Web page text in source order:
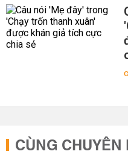
CÙNG CHUYÊN